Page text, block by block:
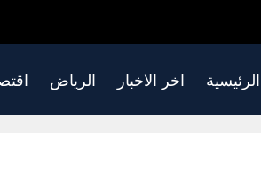
الرئيسية اخر الاخبار الرياض